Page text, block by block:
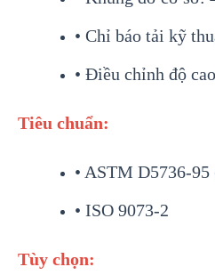
• Chỉ báo tải kỹ
• Điều chỉnh độ
Tiêu chuẩn:
• ASTM D5736-95
• ISO 9073-2
Tùy chọn: